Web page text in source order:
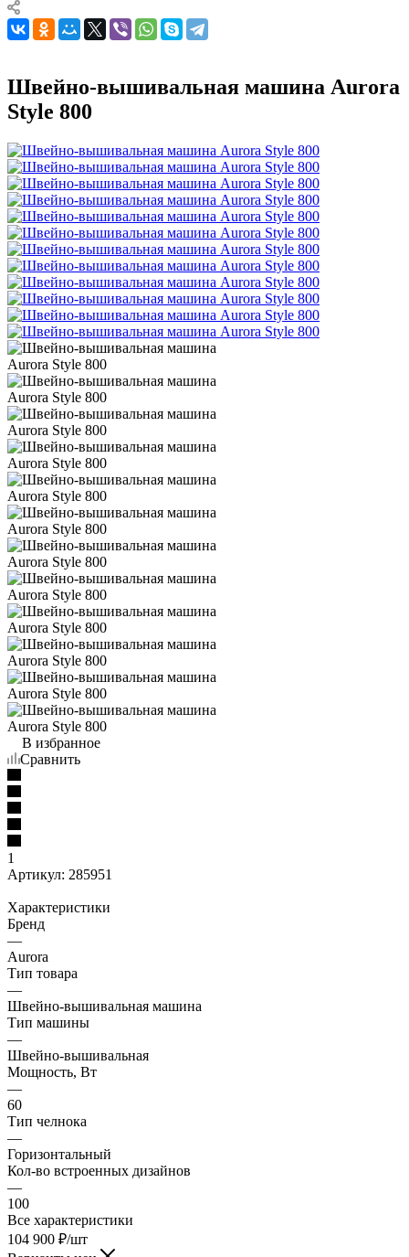
Швейно-вышивальная машина Aurora
Style 800
В избранное
Сравнить
1
Артикул: 285951
Характеристики
Бренд
—
Aurora
Тип товара
—
Швейно-вышивальная машина
Тип машины
—
Швейно-вышивальная
Мощность, Вт
—
60
Тип челнока
—
Горизонтальный
Кол-во встроенных дизайнов
—
100
Все характеристики
104 900 ₽/шт